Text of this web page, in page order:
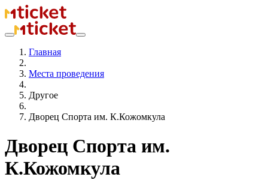
Главная
Места проведения
Другое
Дворец Спорта им. К.Кожомкула
Дворец Спорта им.
К.Кожомкула